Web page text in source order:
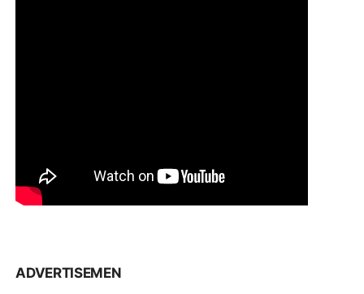
ADVERTISEMEN